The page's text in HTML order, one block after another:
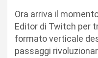
Ora arriva il
Editor di Twitch per
formato verticale
passaggi